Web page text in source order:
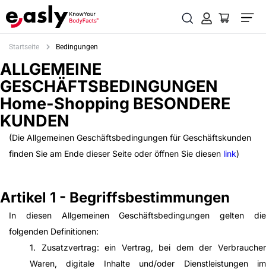
Startseite Bedingungen
ALLGEMEINE
GESCHÄFTSBEDINGUNGEN
Home-Shopping BESONDERE
KUNDEN
(Die Allgemeinen Geschäftsbedingungen für Geschäftskunden
finden Sie am Ende dieser Seite oder öffnen Sie diesen link)
Artikel 1 - Begriffsbestimmungen
In diesen Allgemeinen Geschäftsbedingungen gelten die
folgenden Definitionen:
1. Zusatzvertrag: ein Vertrag, bei dem der Verbraucher
Waren, digitale Inhalte und/oder Dienstleistungen im